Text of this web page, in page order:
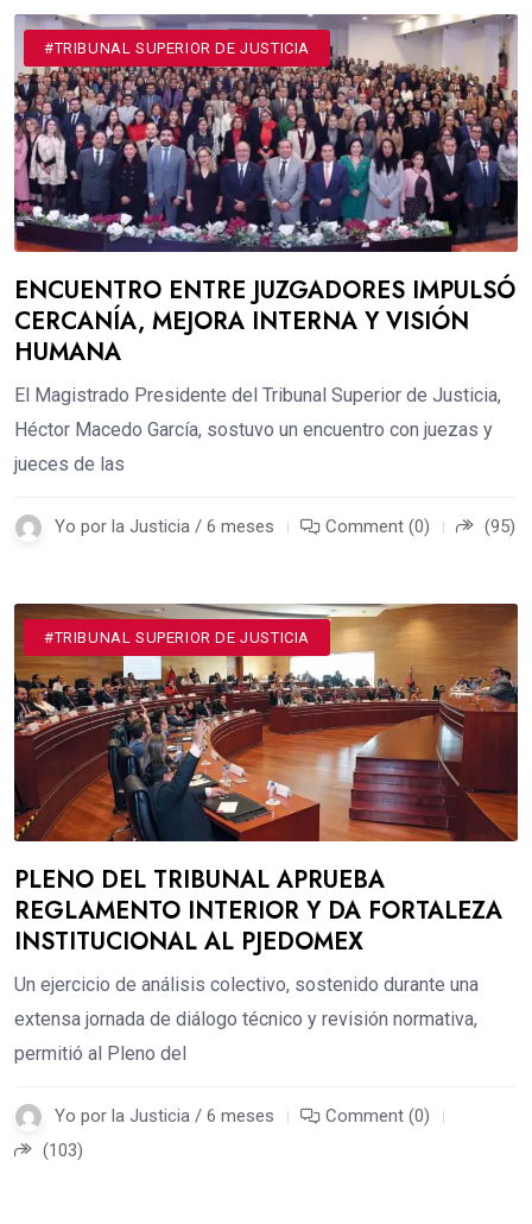
#TRIBUNAL SUPERIOR DE JUSTICIA
ENCUENTRO ENTRE JUZGADORES IMPULSÓ
CERCANÍA, MEJORA INTERNA Y VISIÓN
HUMANA
El Magistrado Presidente del Tribunal Superior de Justicia,
Héctor Macedo García, sostuvo un encuentro con juezas y
jueces de las
Yo por la Justicia / 6 meses Comment (0) (95)
#TRIBUNAL SUPERIOR DE JUSTICIA
PLENO DEL TRIBUNAL APRUEBA
REGLAMENTO INTERIOR Y DA FORTALEZA
INSTITUCIONAL AL PJEDOMEX
Un ejercicio de análisis colectivo, sostenido durante una
extensa jornada de diálogo técnico y revisión normativa,
permitió al Pleno del
Yo por la Justicia / 6 meses
Comment (0)
(103)